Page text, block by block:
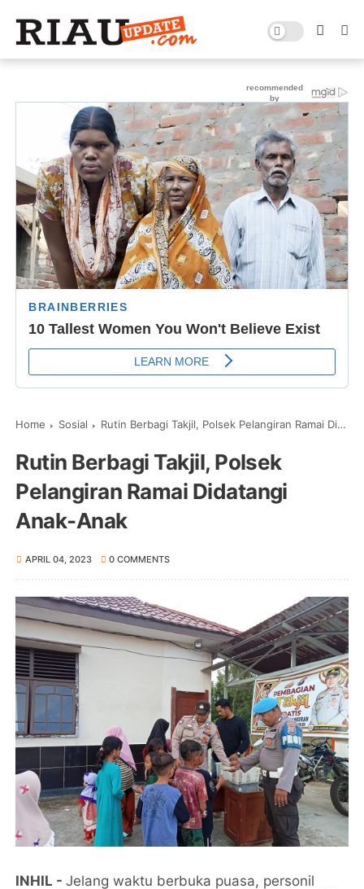
Home Sosial Rutin Berbagi Takjil, Polsek Pelangiran Ramai Didatangi Anak-Anak
Rutin Berbagi Takjil, Polsek
Pelangiran Ramai Didatangi
Anak-Anak
APRIL 04, 2023 0 COMMENTS
INHIL -Jelang waktu berbuka puasa, personil